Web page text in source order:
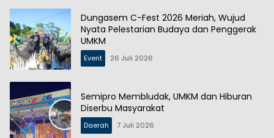
Dungasem C-Fest 2026 Meriah, Wujud
Nyata Pelestarian Budaya dan Penggerak
UMKM
Event 26 Juli 2026
Semipro Membludak, UMKM dan Hiburan
Diserbu Masyarakat
Daerah 7 Juli 2026